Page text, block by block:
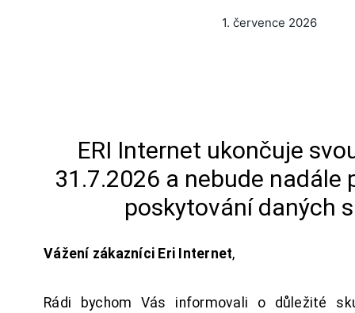
1. července 2026
ERI Internet ukončuje
31.7.2026 a nebude nadále
poskytování daných
Vážení zákazníci Eri Internet,
Rádi bychom Vás informovali o důležité